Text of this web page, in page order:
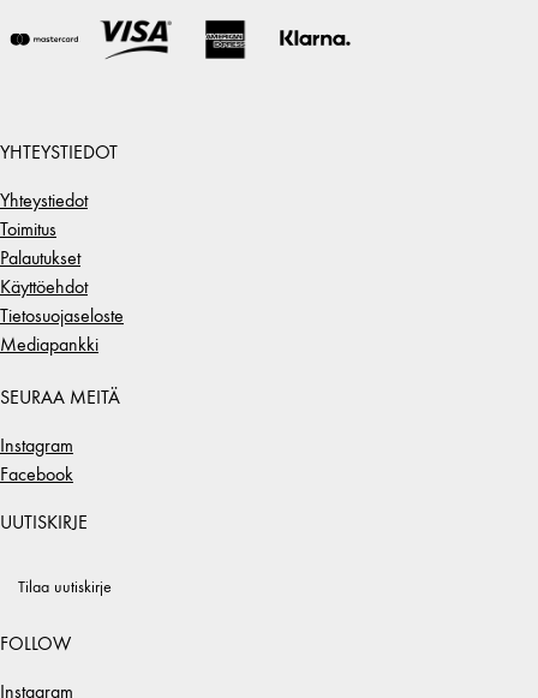
YHTEYSTIEDOT
Yhteystiedot
Toimitus
Palautukset
Käyttöehdot
Tietosuojaseloste
Mediapankki
SEURAA MEITÄ
Instagram
Facebook
UUTISKIRJE
Tilaa uutiskirje
FOLLOW
Instagram